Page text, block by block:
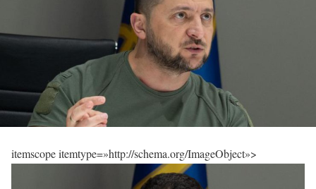
itemscope itemtype=»http://schema.org/ImageObject»>